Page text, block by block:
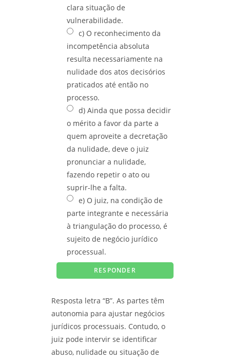
clara situação de
vulnerabilidade.
c) O reconhecimento da
incompetência absoluta
resulta necessariamente na
nulidade dos atos decisórios
praticados até então no
processo.
d) Ainda que possa decidir
o mérito a favor da parte a
quem aproveite a decretação
da nulidade, deve o juiz
pronunciar a nulidade,
fazendo repetir o ato ou
suprir-lhe a falta.
e) O juiz, na condição de
parte integrante e necessária
à triangulação do processo, é
sujeito de negócio jurídico
processual.
Resposta letra “B”. As partes têm
autonomia para ajustar negócios
jurídicos processuais. Contudo, o
juiz pode intervir se identificar
abuso, nulidade ou situação de